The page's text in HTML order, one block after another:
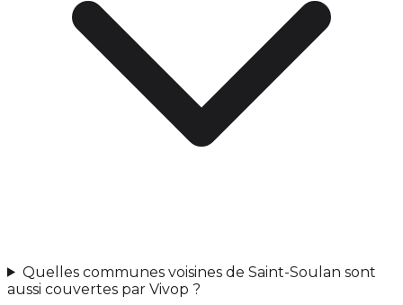
Quelles communes voisines de Saint-Soulan sont
aussi couvertes par Vivop ?